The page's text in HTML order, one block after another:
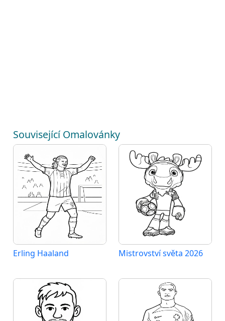
Související Omalovánky
Erling Haaland Mistrovství světa 2026